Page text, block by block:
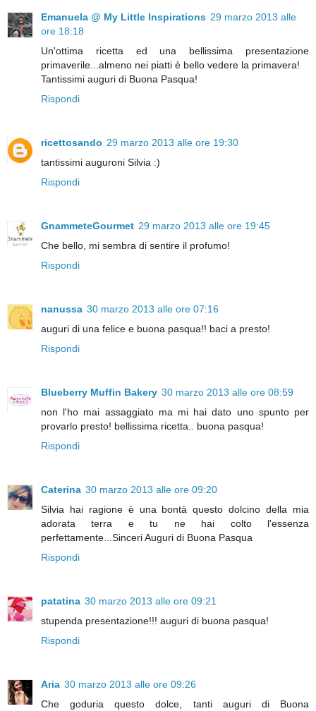
Emanuela @ My Little Inspirations 29 marzo 2013 alle
ore 18:18
Un'ottima ricetta ed una bellissima presentazione
primaverile...almeno nei piatti è bello vedere la primavera!
Tantissimi auguri di Buona Pasqua!
Rispondi
ricettosando 29 marzo 2013 alle ore 19:30
tantissimi auguroni Silvia :)
Rispondi
GnammeteGourmet 29 marzo 2013 alle ore 19:45
Che bello, mi sembra di sentire il profumo!
Rispondi
nanussa 30 marzo 2013 alle ore 07:16
auguri di una felice e buona pasqua!! baci a presto!
Rispondi
Blueberry Muffin Bakery 30 marzo 2013 alle ore 08:59
non l'ho mai assaggiato ma mi hai dato uno spunto per
provarlo presto! bellissima ricetta.. buona pasqua!
Rispondi
Caterina 30 marzo 2013 alle ore 09:20
Silvia hai ragione è una bontà questo dolcino della mia
adorata terra e tu ne hai colto l'essenza
perfettamente...Sinceri Auguri di Buona Pasqua
Rispondi
patatina 30 marzo 2013 alle ore 09:21
stupenda presentazione!!! auguri di buona pasqua!
Rispondi
Aria 30 marzo 2013 alle ore 09:26
Che goduria questo dolce, tanti auguri di Buona